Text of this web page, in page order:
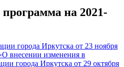
на 2021-
города Иркутска от 23 ноября
внесении изменения в
города Иркутска от 29 октября